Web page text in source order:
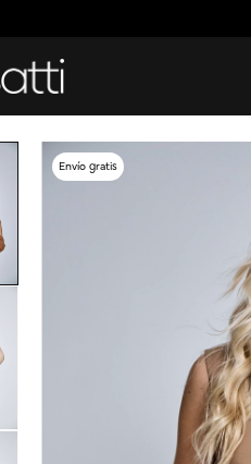
Envío gratis